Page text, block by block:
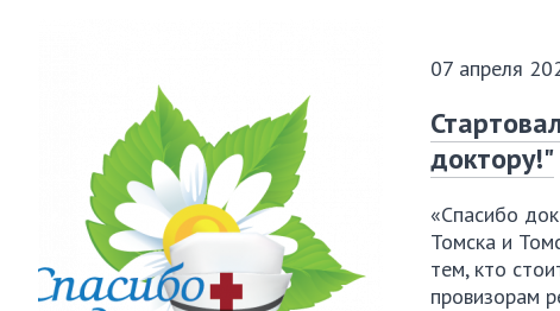
07 апреля
доктору!"
«Спасибо
Томска и
тем, кто
провизорам